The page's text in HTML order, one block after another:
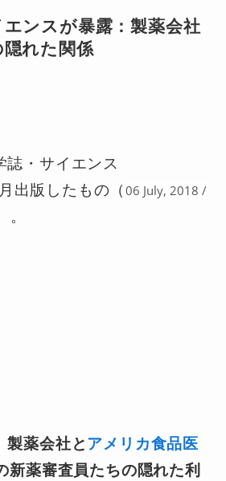
ンスが暴露：製薬会社
隠れた関係
誌・サイエンス
出版したもの（06 July, 2018 /
。
製薬会社と アメリカ食品医
新薬審査員たちの隠れた利